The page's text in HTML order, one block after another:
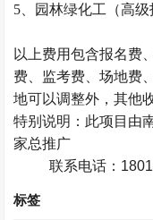
5、 园林绿化工 （高级
以上费用包含报名费
费、监考费、场地费
地可以调整外，其他
特别说明：此项目由
家总推广
联系电话：
标签